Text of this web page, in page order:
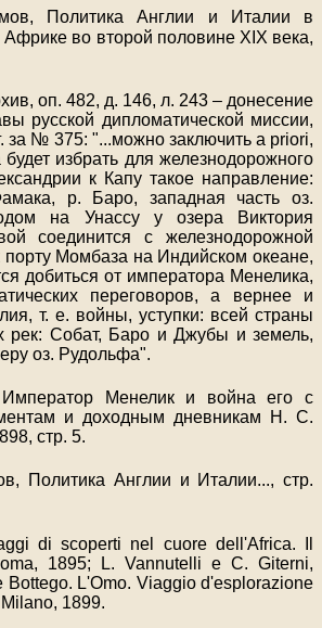
Политика Англии и Италии в
во второй половине XIX века,
оп. 482, д. 146, л. 243 – донесение
русской дипломатической миссии,
за № 375: "...можно заключить а priori,
избрать для железнодорожного
к Капу такое направление:
р. Баро, западная часть оз.
на Унассу у озера Виктория
соединится с железнодорожной
Момбаза на Индийском океане,
добиться от императора Менелика,
переговоров, а вернее и
т. е. войны, уступки: всей страны
рек: Собат, Баро и Джубы и земель,
оз. Рудольфа".
Менелик и война его с
и доходным дневникам Н. С.
стр. 5.
Политика Англии и Италии..., стр.
di scoperti nel cuore dell'Africa. Il
1895; L. Vannutelli e C. Giterni,
Bottego. L'Omo. Viaggio d'esplorazione
1899.